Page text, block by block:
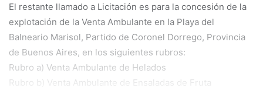
El restante llamado a Licitación es para la concesión de la
explotación de la Venta Ambulante en la Playa del
Balneario Marisol, Partido de Coronel Dorrego, Provincia
de Buenos Aires, en los siguientes rubros:
Rubro a) Venta Ambulante de Helados
Rubro b) Venta Ambulante de Ensaladas de Fruta